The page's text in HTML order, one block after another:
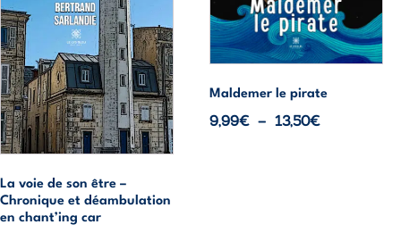
La voie de son être –
Chronique et déambulation
en chant’ing car
Les
options
peuvent
être
choisies
sur
la
du
produit
Maldemer le pirate
9,99€ – 13,50€Plage
Les
options
peuvent
choisies
sur